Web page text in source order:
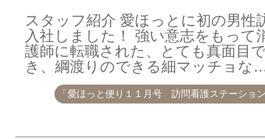
スタッフ紹介 愛ほっとに初の男性
入社しました！ 強い意志をもって
護師に転職された、とても真面目
き、綱渡りのできる細マッチョ
「愛ほっと便り１１月号 訪問看護ステーショ